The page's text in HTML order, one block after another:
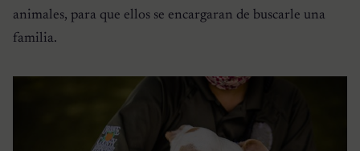
animales, para que ellos se encargaran de buscarle una
familia.